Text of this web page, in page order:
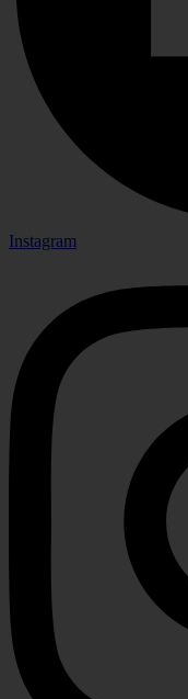
Instagram